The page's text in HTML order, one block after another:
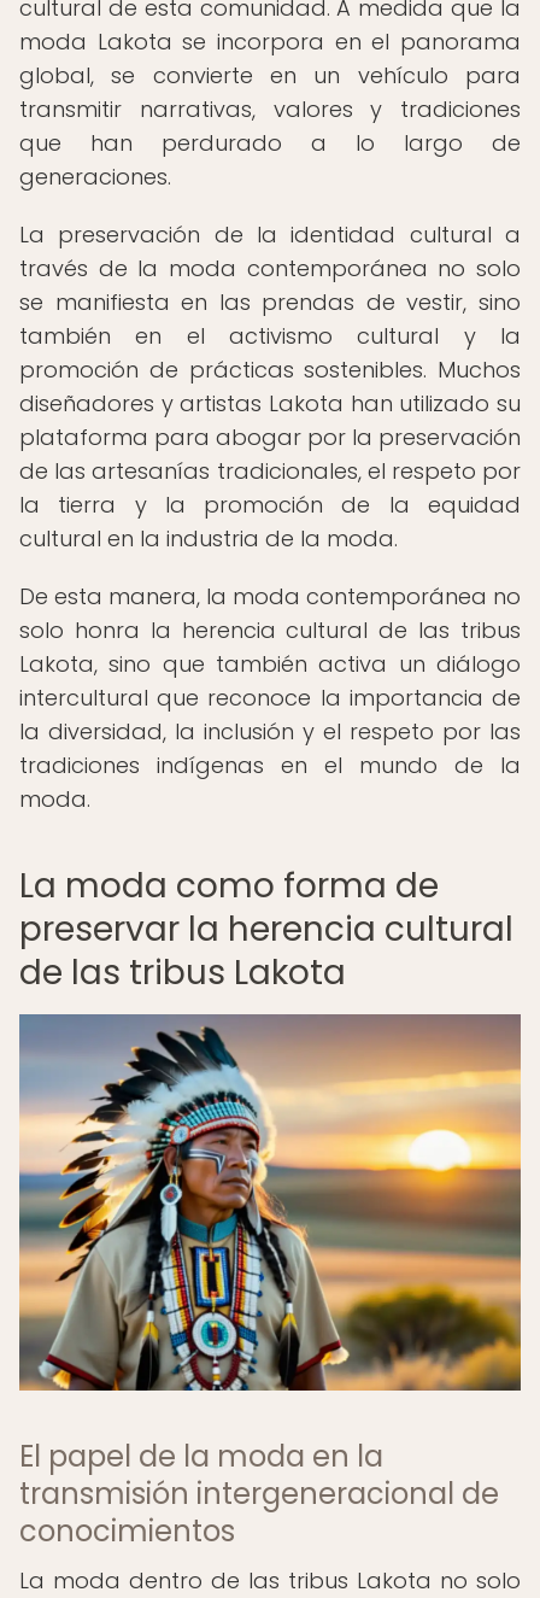
cultural de esta comunidad. A medida que la
moda Lakota se incorpora en el panorama
global, se convierte en un vehículo para
transmitir narrativas, valores y tradiciones
que han perdurado a lo largo de
generaciones.
La preservación de la identidad cultural a
través de la moda contemporánea no solo
se manifiesta en las prendas de vestir, sino
también en el activismo cultural y la
promoción de prácticas sostenibles. Muchos
diseñadores y artistas Lakota han utilizado su
plataforma para abogar por la preservación
de las artesanías tradicionales, el respeto por
la tierra y la promoción de la equidad
cultural en la industria de la moda.
De esta manera, la moda contemporánea no
solo honra la herencia cultural de las tribus
Lakota, sino que también activa un diálogo
intercultural que reconoce la importancia de
la diversidad, la inclusión y el respeto por las
tradiciones indígenas en el mundo de la
moda.
La moda como forma de
preservar la herencia cultural
de las tribus Lakota
El papel de la moda en la
transmisión intergeneracional de
conocimientos
La moda dentro de las tribus Lakota no solo